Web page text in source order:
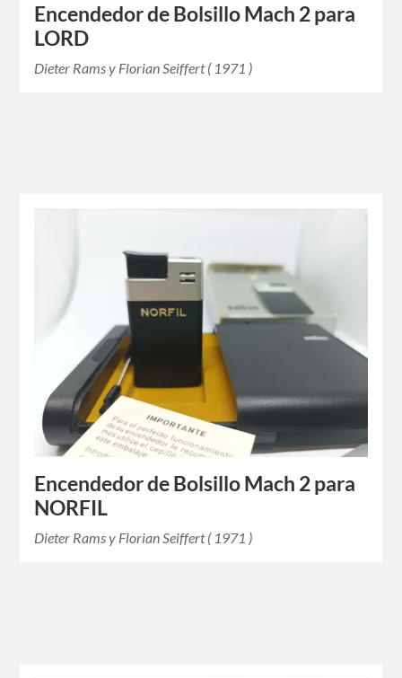
Encendedor de Bolsillo Mach 2 para
LORD
Dieter Rams y Florian Seiffert ( 1971 )
Encendedor de Bolsillo Mach 2 para
NORFIL
Dieter Rams y Florian Seiffert ( 1971 )